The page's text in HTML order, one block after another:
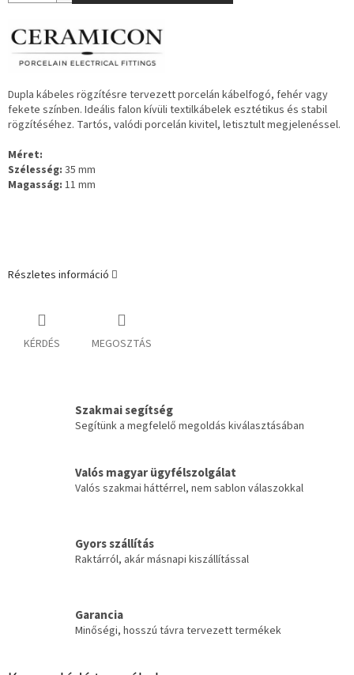
Dupla kábeles rögzítésre tervezett porcelán kábelfogó, fehér vagy
fekete színben. Ideális falon kívüli textilkábelek esztétikus és stabil
rögzítéséhez. Tartós, valódi porcelán kivitel, letisztult megjelenéssel.
Méret:
Szélesség: 35 mm
Magasság: 11 mm
Részletes információ
KÉRDÉS MEGOSZTÁS
Szakmai segítség
Segítünk a megfelelő megoldás kiválasztásában
Valós magyar ügyfélszolgálat
Valós szakmai háttérrel, nem sablon válaszokkal
Gyors szállítás
Raktárról, akár másnapi kiszállítással
Garancia
Minőségi, hosszú távra tervezett termékek